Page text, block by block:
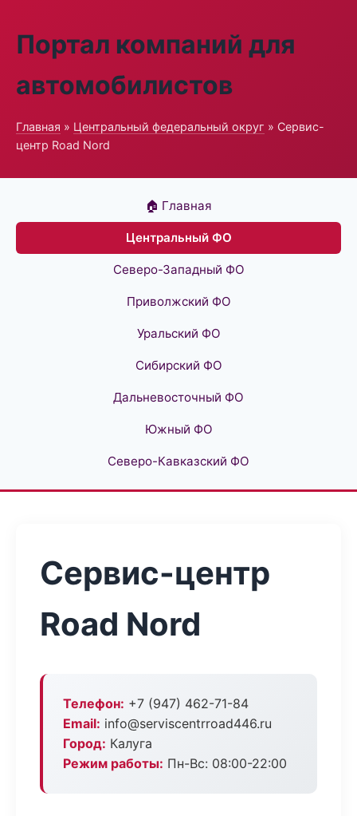
Портал компаний для
автомобилистов
Главная » Центральный федеральный округ » Сервис-
центр Road Nord
🏠 Главная
Центральный ФО
Северо-Западный ФО
Приволжский ФО
Уральский ФО
Сибирский ФО
Дальневосточный ФО
Южный ФО
Северо-Кавказский ФО
Сервис-центр
Road Nord
Телефон: +7 (947) 462-71-84
Email: info@serviscentrroad446.ru
Город: Калуга
Режим работы: Пн-Вс: 08:00-22:00